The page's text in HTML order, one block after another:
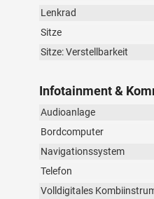
Lenkrad
Sitze
Sitze: Verstellbarkeit
Infotainment &
Audioanlage
Bordcomputer
Navigationssystem
Telefon
Volldigitales